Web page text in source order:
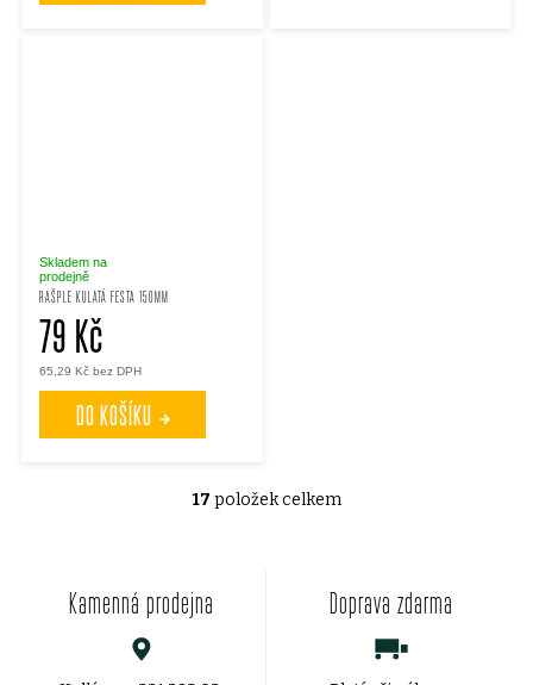
RAŠPLE KULATÁ FESTA 150MM
Skladem na
prodejně
65,29 Kč bez DPH
79 Kč
DO KOŠÍKU
O
17 položek celkem
Kamenná prodejna Doprava zdarma